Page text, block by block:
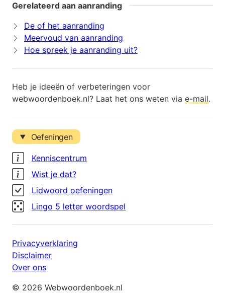
Gerelateerd aan aanranding
De of het aanranding
Meervoud van aanranding
Hoe spreek je aanranding uit?
Heb je ideeën of verbeteringen voor
webwoordenboek.nl? Laat het ons weten via e-mail.
Oefeningen
Kenniscentrum
Wist je dat?
Lidwoord oefeningen
Lingo 5 letter woordspel
Privacyverklaring
Disclaimer
Over ons
© 2026 Webwoordenboek.nl